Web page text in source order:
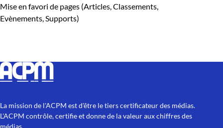
Mise en favori de pages (Articles, Classements,
Evènements, Supports)
La mission de l'ACPM est d'être le tiers certificateur des médias.
L'ACPM contrôle, certifie et donne de la valeur aux chiffres des